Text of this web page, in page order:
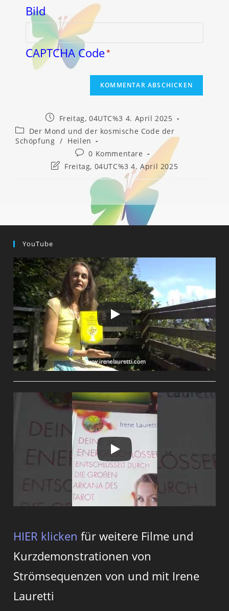
CAPTCHA Code*
Beitrag
veröffentlicht:
Freitag, 04UTC%3 4. April 2025
Beitrags-
Kategorie:
Der Mond und der kosmische Code der
Schöpfung / Heilen
Beitrags-
Kommentare:
0 Kommentare
BeitragFreitag, 04UTC%3 4. April 2025
YouTube
HIER klicken für weitere Filme und
Kurzdemonstrationen von
Strömsequenzen von und mit Irene
Lauretti